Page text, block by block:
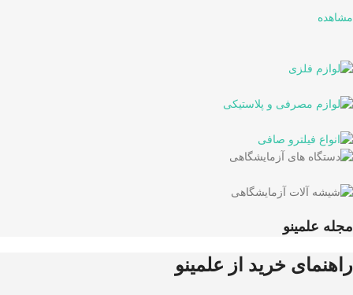
مشاهده
مجله علمینو
راهنمای خرید از علمینو